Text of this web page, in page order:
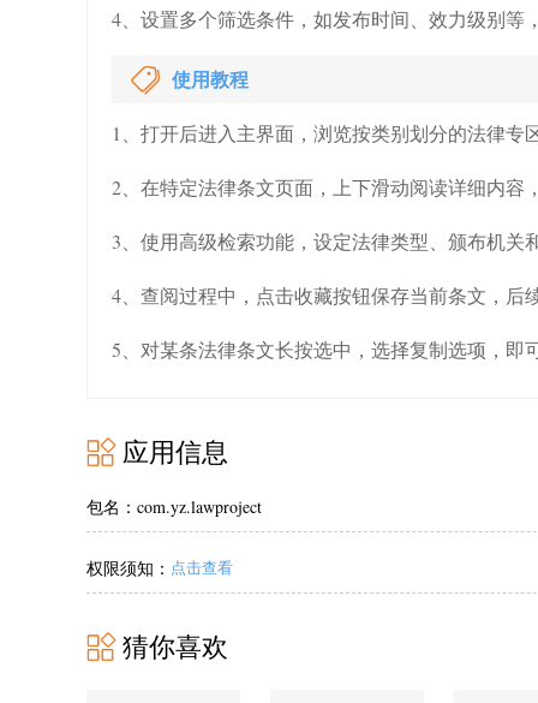
4、设置多个筛选条件，如发布时间、效力级别等
使用教程
1、打开后进入主界面，浏览按类别划分的法律专
2、在特定法律条文页面，上下滑动阅读详细内容
3、使用高级检索功能，设定法律类型、颁布机关
4、查阅过程中，点击收藏按钮保存当前条文，后
5、对某条法律条文长按选中，选择复制选项，即
应用信息
包名：com.yz.lawproject
权限须知： 点击查看
猜你喜欢